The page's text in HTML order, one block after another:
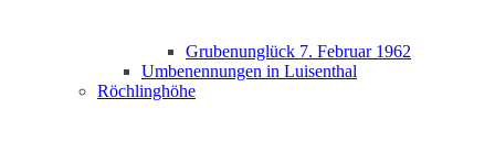
Grubenunglück 7. Februar 1962
Umbenennungen in Luisenthal
Röchlinghöhe